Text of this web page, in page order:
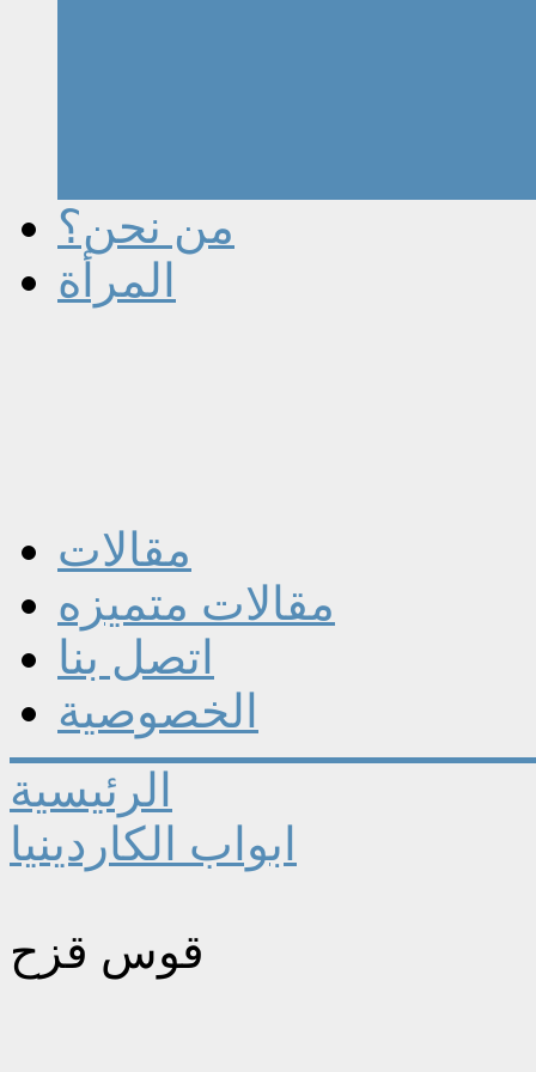
من نحن؟
المرأة
مقالات
مقالات متميزه
اتصل بنا
الخصوصية
الرئيسية
ابواب الكاردينيا
قوس قزح